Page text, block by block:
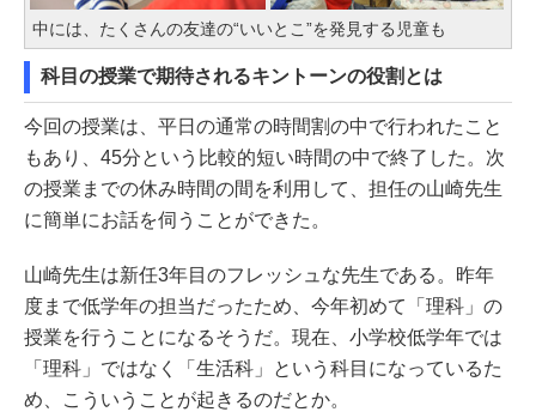
中には、たくさんの友達の“いいとこ”を発見する児童も
科目の授業で期待されるキントーンの役割とは
今回の授業は、平日の通常の時間割の中で行われたこと
もあり、45分という比較的短い時間の中で終了した。次
の授業までの休み時間の間を利用して、担任の山崎先生
に簡単にお話を伺うことができた。
山崎先生は新任3年目のフレッシュな先生である。昨年
度まで低学年の担当だったため、今年初めて「理科」の
授業を行うことになるそうだ。現在、小学校低学年では
「理科」ではなく「生活科」という科目になっているた
め、こういうことが起きるのだとか。